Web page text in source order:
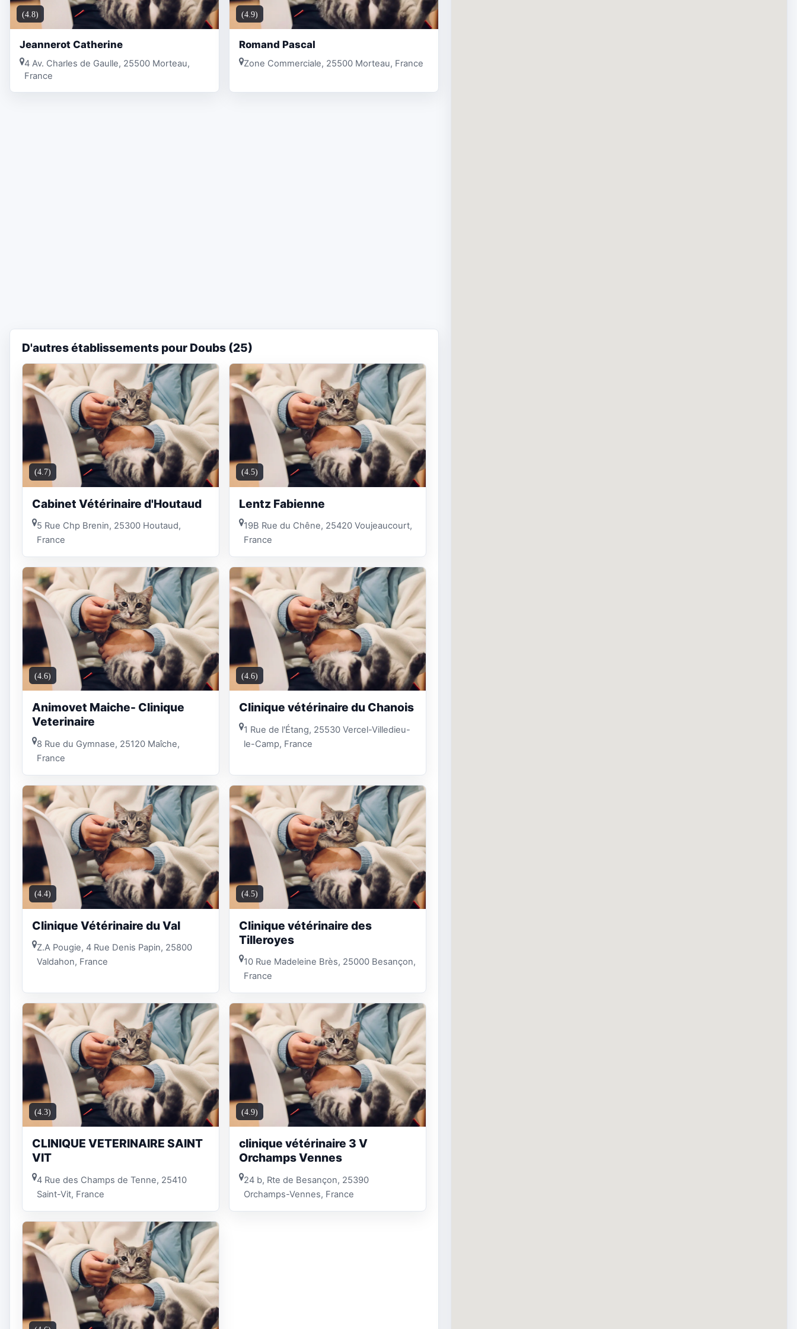
(4.8)
Jeannerot Catherine
4 Av. Charles de Gaulle, 25500 Morteau,
France
(4.9)
Romand Pascal
Zone Commerciale, 25500 Morteau, France
D'autres établissements pour Doubs (25)
(4.7)
Cabinet Vétérinaire d'Houtaud
5 Rue Chp Brenin, 25300 Houtaud,
France
(4.5)
Lentz Fabienne
19B Rue du Chêne, 25420 Voujeaucourt,
France
(4.6)
Animovet Maiche- Clinique
Veterinaire
8 Rue du Gymnase, 25120 Maîche,
France
(4.6)
Clinique vétérinaire du Chanois
1 Rue de l'Étang, 25530 Vercel-Villedieu-
le-Camp, France
(4.4)
Clinique Vétérinaire du Val
Z.A Pougie, 4 Rue Denis Papin, 25800
Valdahon, France
(4.5)
Clinique vétérinaire des
Tilleroyes
10 Rue Madeleine Brès, 25000 Besançon,
France
(4.3)
CLINIQUE VETERINAIRE SAINT
VIT
4 Rue des Champs de Tenne, 25410
Saint-Vit, France
(4.9)
clinique vétérinaire 3 V
Orchamps Vennes
24 b, Rte de Besançon, 25390
Orchamps-Vennes, France